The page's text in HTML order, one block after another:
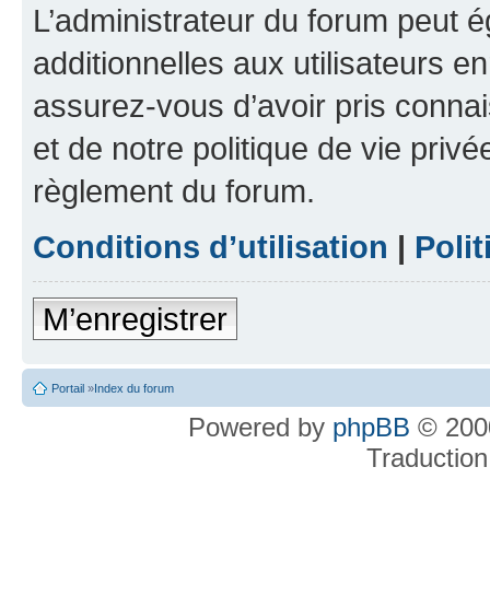
L’administrateur du forum peut
additionnelles aux utilisateurs
assurez-vous d’avoir pris
et de notre politique de vie
règlement du forum.
Conditions d’utilisation |
M’enregistrer
Portail »Index du forum
Powered by phpBB ©